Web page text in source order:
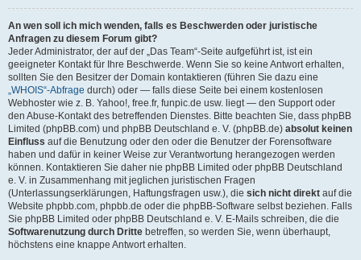
An wen soll ich mich wenden, falls es Beschwerden oder juristische
Anfragen zu diesem Forum gibt?
Jeder Administrator, der auf der „Das Team“-Seite aufgeführt ist, ist ein
geeigneter Kontakt für Ihre Beschwerde. Wenn Sie so keine Antwort erhalten,
sollten Sie den Besitzer der Domain kontaktieren (führen Sie dazu eine
„WHOIS“-Abfrage durch) oder — falls diese Seite bei einem kostenlosen
Webhoster wie z. B. Yahoo!, free.fr, funpic.de usw. liegt — den Support oder
den Abuse-Kontakt des betreffenden Dienstes. Bitte beachten Sie, dass phpBB
Limited (phpBB.com) und phpBB Deutschland e. V. (phpBB.de) absolut keinen
Einfluss auf die Benutzung oder den oder die Benutzer der Forensoftware
haben und dafür in keiner Weise zur Verantwortung herangezogen werden
können. Kontaktieren Sie daher nie phpBB Limited oder phpBB Deutschland
e. V. in Zusammenhang mit jeglichen juristischen Fragen
(Unterlassungserklärungen, Haftungsfragen usw.), die sich nicht direkt auf die
Website phpbb.com, phpbb.de oder die phpBB-Software selbst beziehen. Falls
Sie phpBB Limited oder phpBB Deutschland e. V. E-Mails schreiben, die die
Softwarenutzung durch Dritte betreffen, so werden Sie, wenn überhaupt,
höchstens eine knappe Antwort erhalten.